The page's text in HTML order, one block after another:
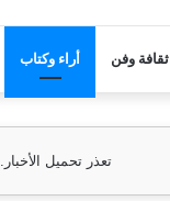
ثقافة وفن أراء وكتاب
تعذر تحميل الأخبار.